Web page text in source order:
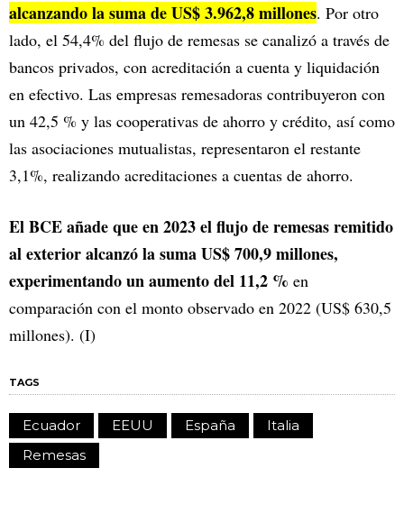
alcanzando la suma de US$ 3.962,8 millones. Por otro
lado, el 54,4% del flujo de remesas se canalizó a través de
bancos privados, con acreditación a cuenta y liquidación
en efectivo. Las empresas remesadoras contribuyeron con
un 42,5 % y las cooperativas de ahorro y crédito, así como
las asociaciones mutualistas, representaron el restante
3,1%, realizando acreditaciones a cuentas de ahorro.
El BCE añade que en 2023 el flujo de remesas remitido
al exterior alcanzó la suma US$ 700,9 millones,
experimentando un aumento del 11,2 % en
comparación con el monto observado en 2022 (US$ 630,5
millones). (I)
TAGS
Ecuador EEUU España
Italia
Remesas